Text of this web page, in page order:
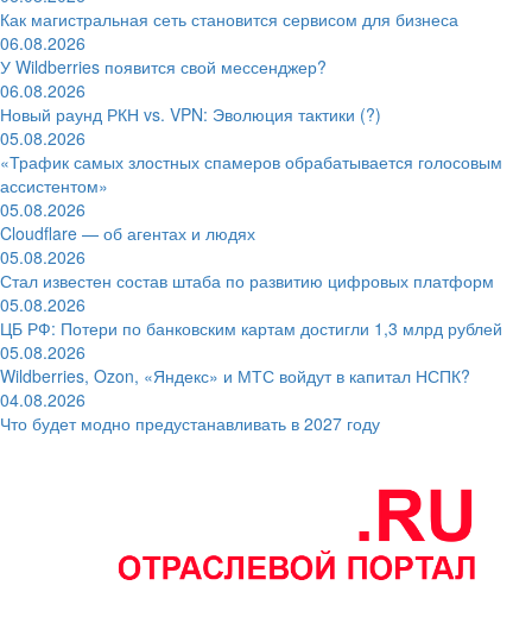
Как магистральная сеть становится сервисом для бизнеса
06.08.2026
У Wildberries появится свой мессенджер?
06.08.2026
Новый раунд РКН vs. VPN: Эволюция тактики (?)
05.08.2026
«Трафик самых злостных спамеров обрабатывается голосовым
ассистентом»
05.08.2026
Cloudflare — об агентах и людях
05.08.2026
Стал известен состав штаба по развитию цифровых платформ
05.08.2026
ЦБ РФ: Потери по банковским картам достигли 1,3 млрд рублей
05.08.2026
Wildberries, Ozon, «Яндекс» и МТС войдут в капитал НСПК?
04.08.2026
Что будет модно предустанавливать в 2027 году